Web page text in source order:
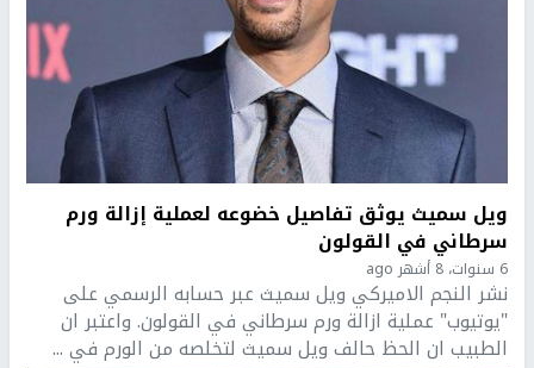
ويل سميث يوثق تفاصيل خضوعه لعملية إزالة ورم
سرطاني في القولون
6 سنوات، 8 أشهر ago
نشر النجم الاميركي ويل سميث عبر حسابه الرسمي على
"يوتيوب" عملية ازالة ورم سرطاني في القولون. واعتبر ان
الطبيب ان الحظ حالف ويل سميث لتخلصه من الورم في ...